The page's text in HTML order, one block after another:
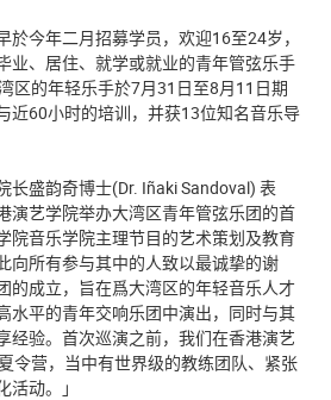
於今年二月招募学员，欢迎16至24岁，
业、居住、就学或就业的青年管弦乐手
区的年轻乐手於7月31日至8月11日期
近60小时的培训，并获13位知名音乐导
长盛韵奇博士(Dr. Iñaki Sandoval) 表
演艺学院举办大湾区青年管弦乐团的首
院音乐学院主理节目的艺术策划及教育
向所有参与其中的人致以最诚挚的谢
的成立，旨在爲大湾区的年轻音乐人才
水平的青年交响乐团中演出，同时与其
经验。首次巡演之前，我们在香港演艺
令营，当中有世界级的教练团队、紧张
动。」